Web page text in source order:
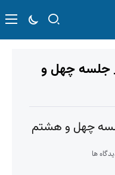
_ جلسه چهل و